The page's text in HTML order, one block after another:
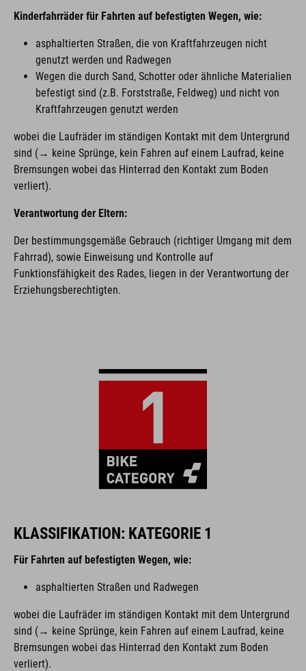
Kinderfahrräder für Fahrten auf befestigten Wegen, wie:
asphaltierten Straßen, die von Kraftfahrzeugen nicht
genutzt werden und Radwegen
Wegen die durch Sand, Schotter oder ähnliche Materialien
befestigt sind (z.B. Forststraße, Feldweg) und nicht von
Kraftfahrzeugen genutzt werden
wobei die Laufräder im ständigen Kontakt mit dem Untergrund
sind (→ keine Sprünge, kein Fahren auf einem Laufrad, keine
Bremsungen wobei das Hinterrad den Kontakt zum Boden
verliert).
Verantwortung der Eltern:
Der bestimmungsgemäße Gebrauch (richtiger Umgang mit dem
Fahrrad), sowie Einweisung und Kontrolle auf
Funktionsfähigkeit des Rades, liegen in der Verantwortung der
Erziehungsberechtigten.
KLASSIFIKATION: KATEGORIE 1
Für Fahrten auf befestigten Wegen, wie:
asphaltierten Straßen und Radwegen
wobei die Laufräder im ständigen Kontakt mit dem Untergrund
sind (→ keine Sprünge, kein Fahren auf einem Laufrad, keine
Bremsungen wobei das Hinterrad den Kontakt zum Boden
verliert).